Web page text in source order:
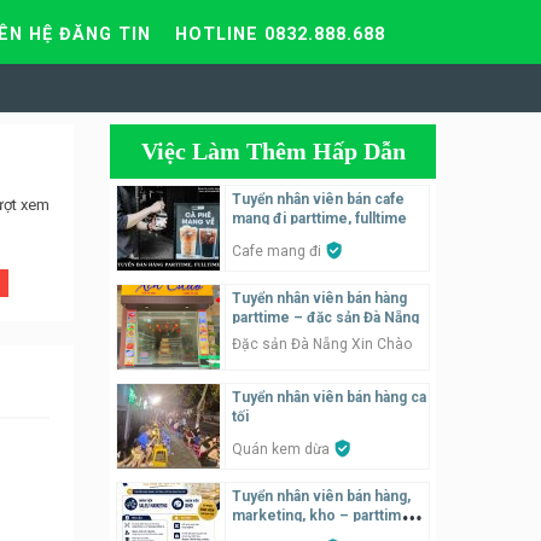
HỆ ĐĂNG TIN HOTLINE 0832.888.688
xem
Việc Làm Thêm Hấp Dẫn
Tuyển nhân viên bán cafe
mang đi parttime, fulltime
Cafe mang đi
Tuyển nhân viên bán hàng
parttime – đặc sản Đà Nẵng
Đặc sản Đà Nẵng Xin Chào
Tuyển nhân viên bán hàng ca
tối
Quán kem dừa
Tuyển nhân viên bán hàng,
marketing, kho – parttime,